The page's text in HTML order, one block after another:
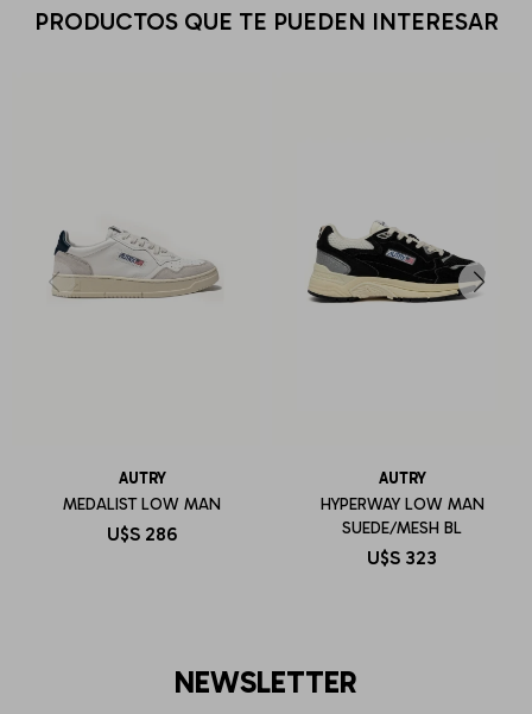
PRODUCTOS QUE TE PUEDEN INTERESAR
AUTRY
MEDALIST LOW MAN
U$S 286
AUTRY
HYPERWAY LOW MAN
SUEDE/MESH BL
U$S 323
NEWSLETTER